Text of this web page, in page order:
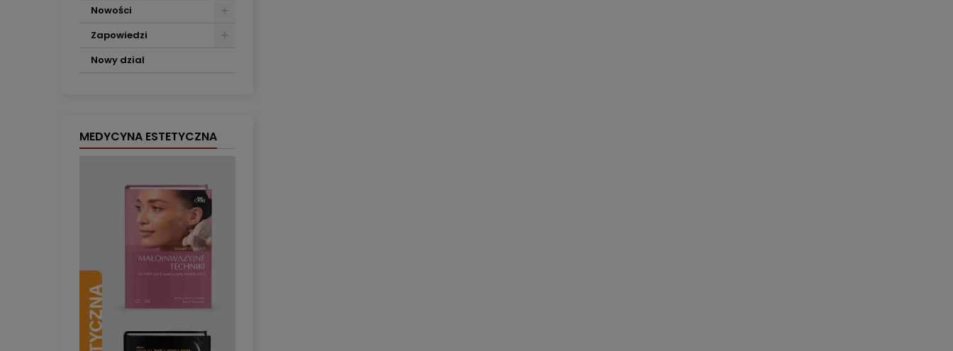
Nowości
Zapowiedzi
Nowy dzial
MEDYCYNA ESTETYCZNA